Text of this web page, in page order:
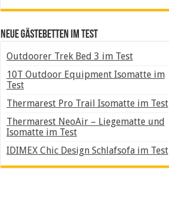
Neue Gästebetten im Test
Outdoorer Trek Bed 3 im Test
10T Outdoor Equipment Isomatte im
Test
Thermarest Pro Trail Isomatte im Test
Thermarest NeoAir – Liegematte und
Isomatte im Test
IDIMEX Chic Design Schlafsofa im Test